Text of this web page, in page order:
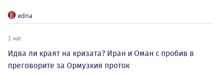
edna
1 час
Идва ли краят на кризата? Иран и Оман с пробив в
преговорите за Ормузкия проток